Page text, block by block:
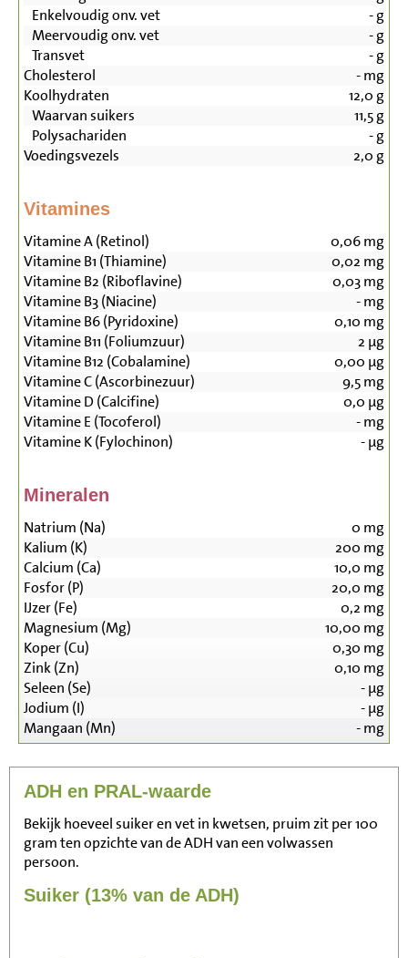
Enkelvoudig onv. vet
-g
Meervoudig onv. vet
-g
Transvet
-g
Cholesterol
-mg
Koolhydraten
12,0 g
Waarvan suikers
11,5g
Polysachariden
-g
Voedingsvezels
2,0 g
Vitamines
Vitamine A (Retinol) 0,06mg
Vitamine B1 (Thiamine)
0,02 mg
Vitamine B2 (Riboflavine)
0,03mg
Vitamine B3 (Niacine)
-mg
Vitamine B6 (Pyridoxine)
0,10 mg
Vitamine B11 (Foliumzuur)
2 µg
Vitamine B12 (Cobalamine)
0,00 µg
Vitamine C (Ascorbinezuur)
9,5mg
Vitamine D (Calcifine)
0,0 µg
Vitamine E (Tocoferol)
-mg
Vitamine K (Fylochinon)
-µg
Mineralen
Natrium (Na) 0 mg
Kalium (K)
200 mg
Calcium (Ca)
10,0 mg
Fosfor (P)
20,0 mg
IJzer (Fe)
0,2 mg
Magnesium (Mg)
10,00 mg
Koper (Cu)
0,30 mg
Zink (Zn)
0,10 mg
Seleen (Se)
-µg
Jodium (I)
-µg
Mangaan (Mn)
-mg
ADH en PRAL-waarde
Bekijk hoeveel suiker en vet in kwetsen, pruim zit per 100
gram ten opzichte van de ADH van een volwassen
persoon.
Suiker (13% van de ADH)